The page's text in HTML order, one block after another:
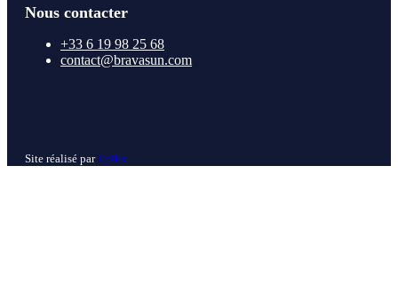
Nous contacter
+33 6 19 98 25 68
contact@bravasun.com
Site réalisé parEpikx